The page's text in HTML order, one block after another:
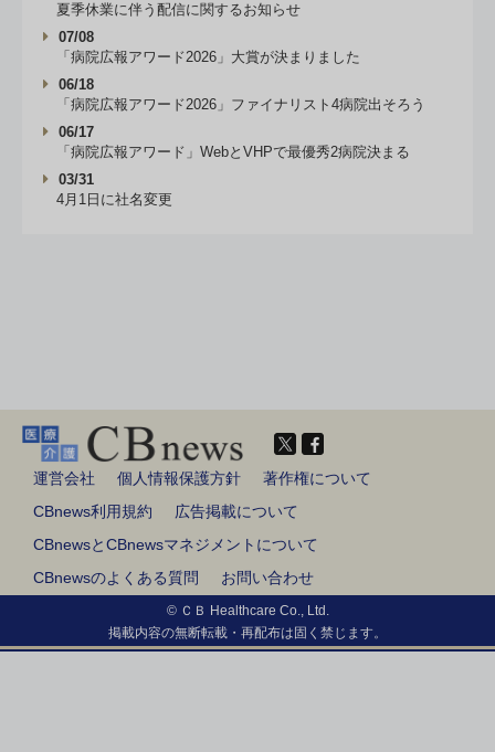
夏季休業に伴う配信に関するお知らせ
07/08
「病院広報アワード2026」大賞が決まりました
06/18
「病院広報アワード2026」ファイナリスト4病院出そろう
06/17
「病院広報アワード」WebとVHPで最優秀2病院決まる
03/31
4月1日に社名変更
運営会社 個人情報保護方針
著作権について
CBnews利用規約
広告掲載について
CBnewsとCBnewsマネジメントについて
CBnewsのよくある質問
お問い合わせ
© ＣＢ Healthcare Co., Ltd.
掲載内容の無断転載・再配布は固く禁じます。